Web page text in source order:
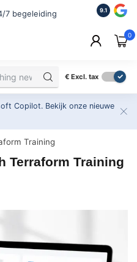
7 begeleiding
ISO
2.500+
9.1
0
€ Excl. tax
Copilot. Bekijk onze nieuwe
Training
Terraform Training